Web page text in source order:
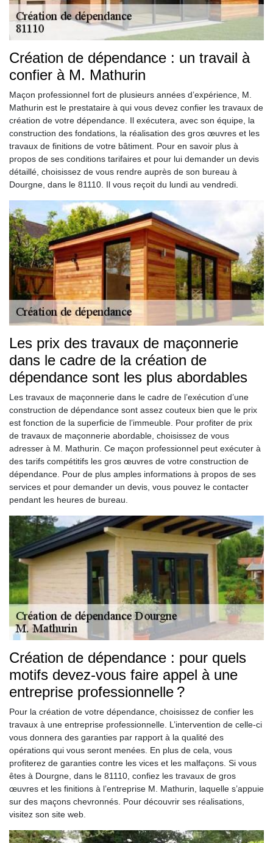
Création de dépendance : un travail à
confier à M. Mathurin
Maçon professionnel fort de plusieurs années d’expérience, M.
Mathurin est le prestataire à qui vous devez confier les travaux de
création de votre dépendance. Il exécutera, avec son équipe, la
construction des fondations, la réalisation des gros œuvres et les
travaux de finitions de votre bâtiment. Pour en savoir plus à
propos de ses conditions tarifaires et pour lui demander un devis
détaillé, choisissez de vous rendre auprès de son bureau à
Dourgne, dans le 81110. Il vous reçoit du lundi au vendredi.
Les prix des travaux de maçonnerie
dans le cadre de la création de
dépendance sont les plus abordables
Les travaux de maçonnerie dans le cadre de l’exécution d’une
construction de dépendance sont assez couteux bien que le prix
est fonction de la superficie de l’immeuble. Pour profiter de prix
de travaux de maçonnerie abordable, choisissez de vous
adresser à M. Mathurin. Ce maçon professionnel peut exécuter à
des tarifs compétitifs les gros œuvres de votre construction de
dépendance. Pour de plus amples informations à propos de ses
services et pour demander un devis, vous pouvez le contacter
pendant les heures de bureau.
Création de dépendance : pour quels
motifs devez-vous faire appel à une
entreprise professionnelle ?
Pour la création de votre dépendance, choisissez de confier les
travaux à une entreprise professionnelle. L’intervention de celle-ci
vous donnera des garanties par rapport à la qualité des
opérations qui vous seront menées. En plus de cela, vous
profiterez de garanties contre les vices et les malfaçons. Si vous
êtes à Dourgne, dans le 81110, confiez les travaux de gros
œuvres et les finitions à l’entreprise M. Mathurin, laquelle s’appuie
sur des maçons chevronnés. Pour découvrir ses réalisations,
visitez son site web.